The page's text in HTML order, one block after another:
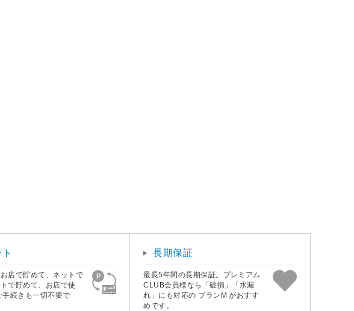
店で貯めて、ネットで
で貯めて、お店で使
手続きも一切不要で
長期保証
最長5年間の長期保証。プレミアム
CLUB会員様なら「破損」「水漏
れ」にも対応の プランM がおすす
めです。